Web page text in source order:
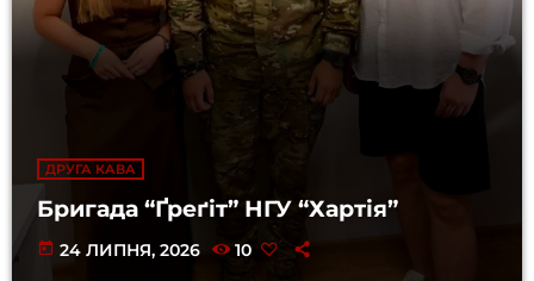
ДРУГА КАВА
Бригада “Ґреґіт” НГУ “Хартія”
today 24 ЛИПНЯ, 2026 10